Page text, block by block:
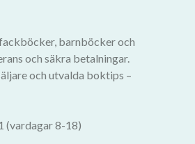
barnböcker och
och säkra betalningar.
och utvalda boktips –
(vardagar 8-18)